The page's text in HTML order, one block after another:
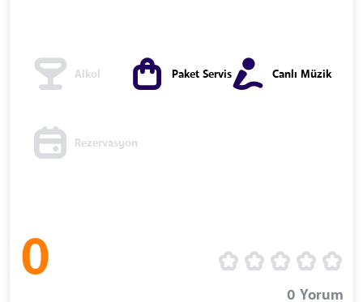
Alkol Paket Servis Canlı Müzik
Rezervasyon
0
0 Yorum